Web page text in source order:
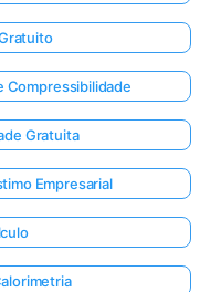
Compressibilidade
Gratuita
Empresarial